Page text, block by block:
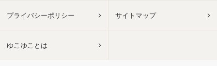
プライバシーポリシー サイトマップ
ゆこゆことは